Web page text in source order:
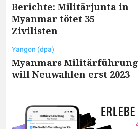
Berichte: Militärjunta in
Myanmar tötet 35
Zivilisten
Yangon (dpa)
Myanmars Militärführung
will Neuwahlen erst 2023